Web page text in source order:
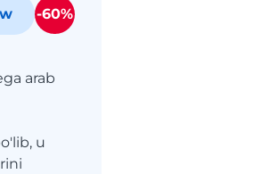
arab
u
-60%